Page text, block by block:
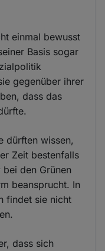
einmal bewusst
Basis sogar
gegenüber ihrer
dass das
dürften wissen,
Zeit bestenfalls
den Grünen
beansprucht. In
findet sie nicht
dass sich